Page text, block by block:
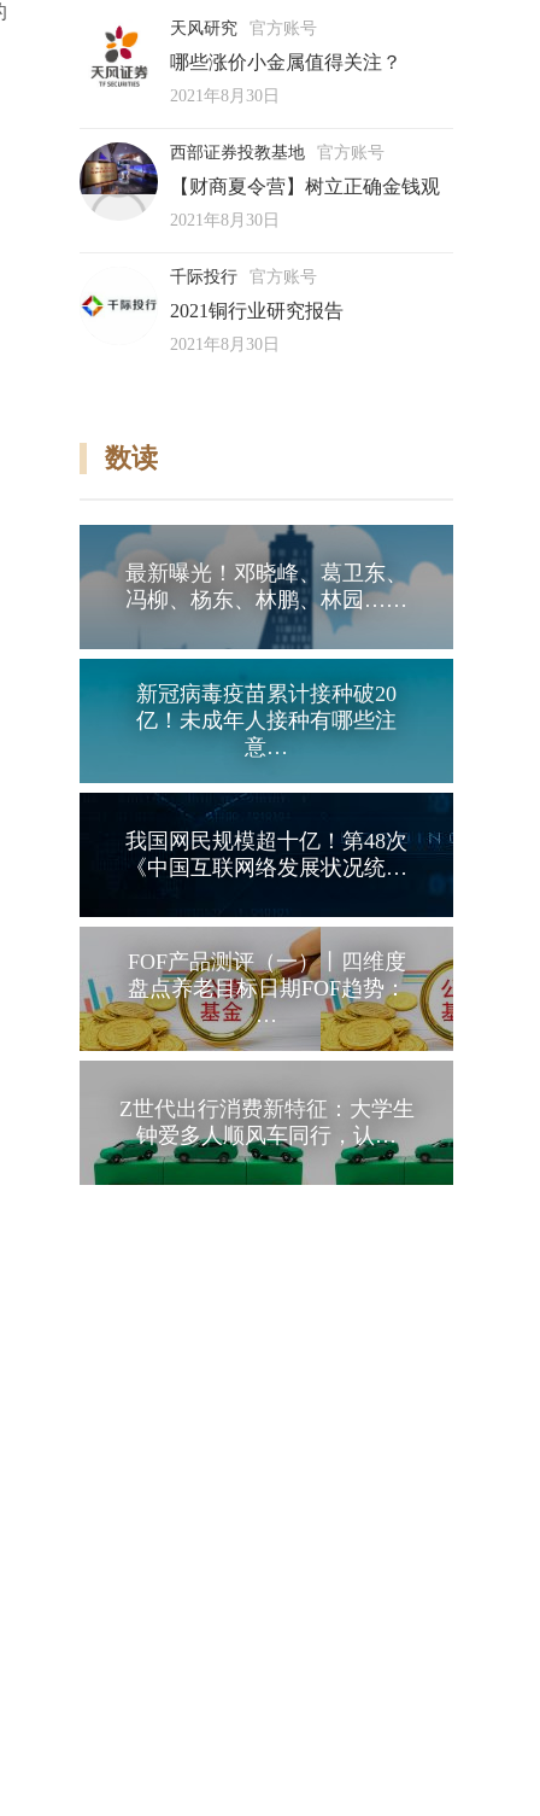
天风研究 官方账号
哪些涨价小金属值得关注？
2021年8月30日
西部证券投教基地 官方账号
【财商夏令营】树立正确金钱观
2021年8月30日
千际投行 官方账号
2021铜行业研究报告
2021年8月30日
数读
最新曝光！邓晓峰、葛卫东、
冯柳、杨东、林鹏、林园……
新冠病毒疫苗累计接种破20
亿！未成年人接种有哪些注
意…
我国网民规模超十亿！第48次
《中国互联网络发展状况统…
FOF产品测评（一）丨四维度
盘点养老目标日期FOF趋势：
…
Z世代出行消费新特征：大学生
钟爱多人顺风车同行，认…